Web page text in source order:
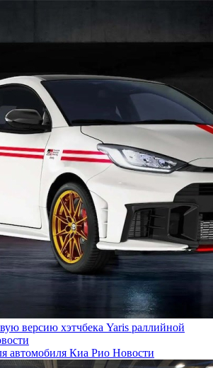
версию хэтчбека Yaris раллийной
автомобиля Киа Рио Новости